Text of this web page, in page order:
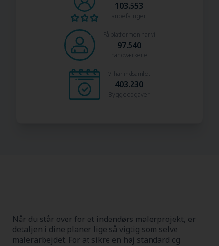
103.553
anbefalinger
På platformen har vi
97.540
håndværkere
Vi har indsamlet
403.230
Byggeopgaver
Når du står over for et indendørs malerprojekt, er
detaljen i dine planer lige så vigtig som selve
malerarbejdet. For at sikre en høj standard og